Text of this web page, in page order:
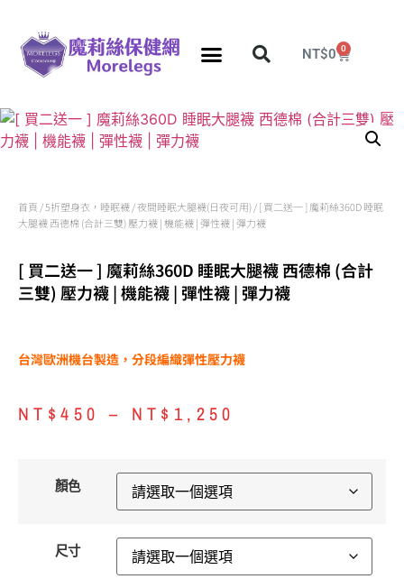
NT$0 0
首頁 /5折塑身衣，睡眠襪/夜間睡眠大腿襪(日夜可用)/ [ 買二送一 ] 魔莉絲360D 睡眠
大腿襪 西德棉 (合計三雙) 壓力襪 | 機能襪 | 彈性襪 | 彈力襪
[ 買二送一 ] 魔莉絲360D 睡眠大腿襪 西德棉 (合計
三雙) 壓力襪 | 機能襪 | 彈性襪 | 彈力襪
台灣歐洲機台製造，分段編織彈性壓力襪
NT$450 – NT$ 1,250
顏色
尺寸